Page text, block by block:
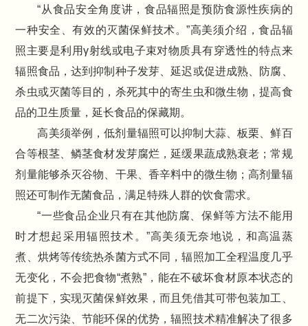
“从食品安全角度讲，食品辐照是预防食源性疾病的
一种安全、有效的灭菌保鲜技术。”高美须介绍，食品辐
照主要是利用γ射线或电子束对物质具有穿透性的特点来
辐照食品，达到抑制种子发芽、延迟或促进成熟、防腐、
杀虫或灭菌等目的，杀死其中的寄生虫和微生物，提高食
品的卫生质量，延长食品的保藏期。
高美须举例，低剂量辐照可以抑制大蒜、板栗、鲜百
合等根茎、鳞茎食材发芽腐烂，延缓果蔬成熟衰老；常规
剂量能够杀灭谷物、干果、香辛料中的微生物；高剂量辐
照还可制作无菌食品，满足特殊人群的饮食需求。
“一些食品企业只有在其他防腐、保鲜等方法不能用
时才想起采用辐照技术。”高美须无奈地说，和高温蒸
煮、烘烤等传统热杀菌方式不同，辐照加工全程温度几乎
无变化，不会把食物“煮熟”，能在不破坏食材原本状态的
前提下，实现灭菌保鲜效果，而且凭借其可带包装加工、
无二次污染、节能环保的优势，辐照技术精准解决了很多